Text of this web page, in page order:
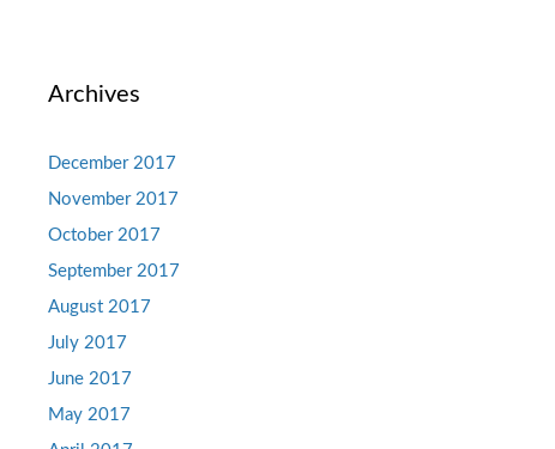
Archives
December 2017
November 2017
October 2017
September 2017
August 2017
July 2017
June 2017
May 2017